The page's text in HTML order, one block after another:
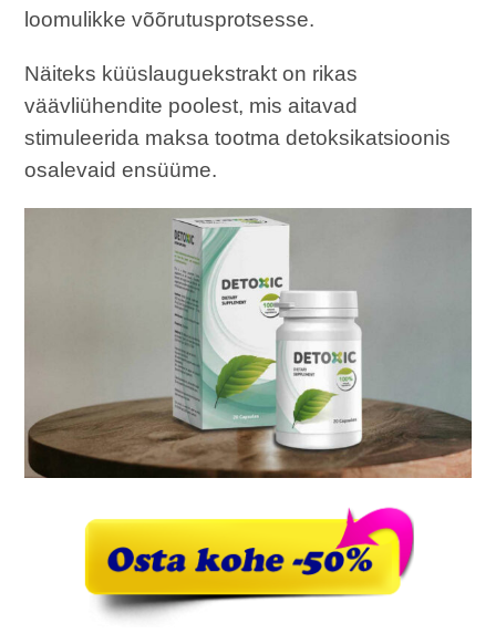
loomulikke võõrutusprotsesse.
Näiteks küüslauguekstrakt on rikas
väävliühendite poolest, mis aitavad
stimuleerida maksa tootma detoksikatsioonis
osalevaid ensüüme.